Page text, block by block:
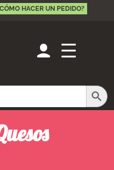
HACER UN PEDIDO?
Botón de